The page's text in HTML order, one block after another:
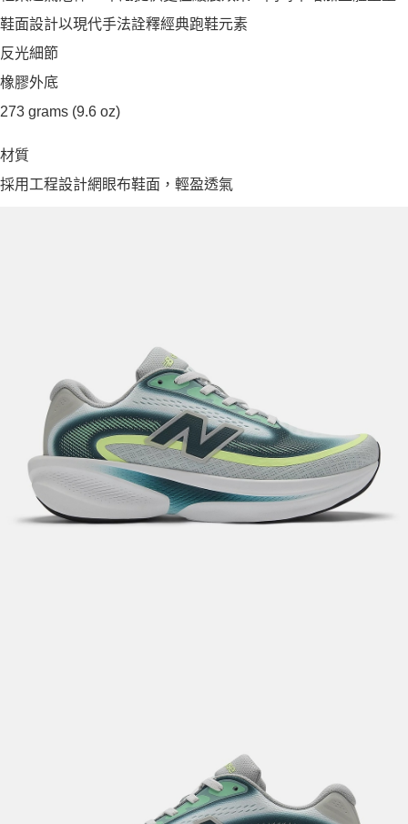
鞋面設計以現代手法詮釋經典跑鞋元素
反光細節
橡膠外底
273 grams (9.6 oz)
材質
採用工程設計網眼布鞋面，輕盈透氣